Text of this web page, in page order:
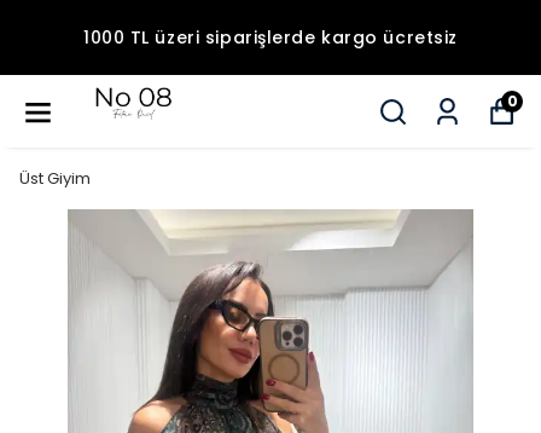
1000 TL üzeri siparişlerde kargo ücretsiz
0
Üst Giyim